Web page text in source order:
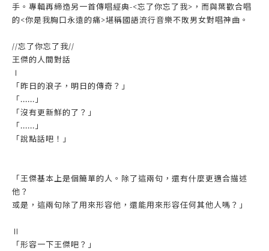
手。專輯再締造另一首傳唱經典-<忘了你忘了我>，而與葉歡合唱
的<你是我胸口永遠的痛>堪稱國語流行音樂不敗男女對唱神曲。
//忘了你忘了我//
王傑的人間對話
Ⅰ
「昨日的浪子，明日的傳奇？」
「......」
「沒有更新鮮的了？」
「......」
「說點話吧！」
「王傑基本上是個簡單的人。除了這兩句，還有什麼更適合描述
他？
或是，這兩句除了用來形容他，還能用來形容任何其他人嗎？」
Ⅱ
「形容一下王傑吧？」